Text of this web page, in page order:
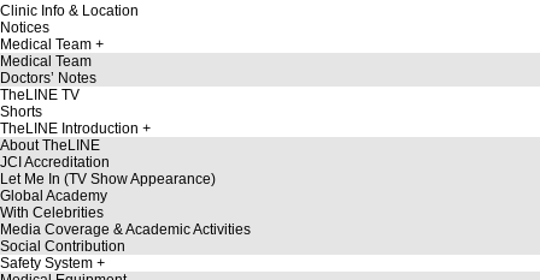
Clinic Info & Location
Notices
Medical Team
Medical Team
Doctors’ Notes
TheLINE TV
Shorts
TheLINE Introduction
About TheLINE
JCI Accreditation
Let Me In (TV Show Appearance)
Global Academy
With Celebrities
Media Coverage & Academic Activities
Social Contribution
Safety System